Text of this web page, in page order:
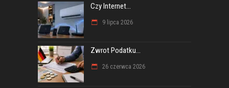
Czy Internet...
9 lipca 2026
Zwrot Podatku...
26 czerwca 2026